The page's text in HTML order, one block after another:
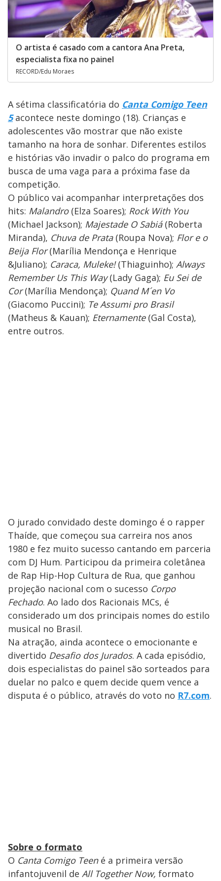
O artista é casado com a cantora Ana Preta,
especialista fixa no painel
RECORD/Edu Moraes
A sétima classificatória do Canta Comigo Teen
5 acontece neste domingo (18). Crianças e
adolescentes vão mostrar que não existe
tamanho na hora de sonhar. Diferentes estilos
e histórias vão invadir o palco do programa em
busca de uma vaga para a próxima fase da
competição.
O público vai acompanhar interpretações dos
hits: Malandro(Elza Soares); Rock With You
(Michael Jackson); Majestade O Sabiá(Roberta
Miranda), Chuva de Prata(Roupa Nova); Flor e o
Beija Flor(Marília Mendonça e Henrique
&Juliano); Caraca, Muleke!(Thiaguinho); Always
Remember Us This Way(Lady Gaga); Eu Sei de
Cor(Marília Mendonça); Quand M´en Vo
(Giacomo Puccini); Te Assumi pro Brasil
(Matheus & Kauan); Eternamente (Gal Costa),
entre outros.
O jurado convidado deste domingo é o rapper
Thaíde, que começou sua carreira nos anos
1980 e fez muito sucesso cantando em parceria
com DJ Hum. Participou da primeira coletânea
de Rap Hip-Hop Cultura de Rua, que ganhou
projeção nacional com o sucesso Corpo
Fechado. Ao lado dos Racionais MCs, é
considerado um dos principais nomes do estilo
musical no Brasil.
Na atração, ainda acontece o emocionante e
divertido Desafio dos Jurados. A cada episódio,
dois especialistas do painel são sorteados para
duelar no palco e quem decide quem vence a
disputa é o público, através do voto no R7.com.
Sobre o formato
O Canta Comigo Teené a primeira versão
infantojuvenil de All Together Now, formato